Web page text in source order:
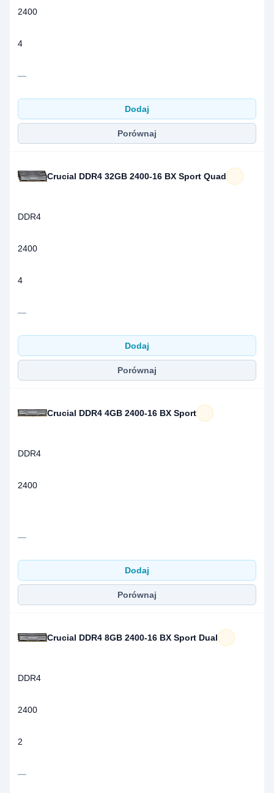
2400
4
—
Dodaj
Porównaj
Crucial DDR4 32GB 2400-16 BX Sport Quad
DDR4
2400
4
—
Dodaj
Porównaj
Crucial DDR4 4GB 2400-16 BX Sport
DDR4
2400
—
Dodaj
Porównaj
Crucial DDR4 8GB 2400-16 BX Sport Dual
DDR4
2400
2
—